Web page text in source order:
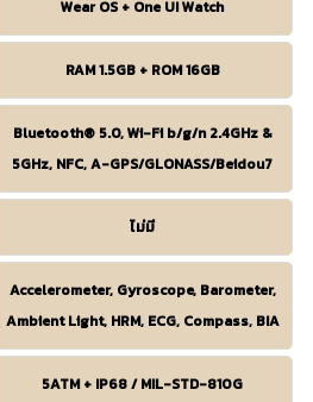
Wear OS + One UI Watch
RAM 1.5GB + ROM 16GB
Bluetooth® 5.0, Wi-Fi b/g/n 2.4GHz &
5GHz, NFC, A-GPS/GLONASS/Beidou7
ไม่มี
Accelerometer, Gyroscope, Barometer,
Ambient Light, HRM, ECG, Compass, BIA
5ATM + IP68 / MIL-STD-810G